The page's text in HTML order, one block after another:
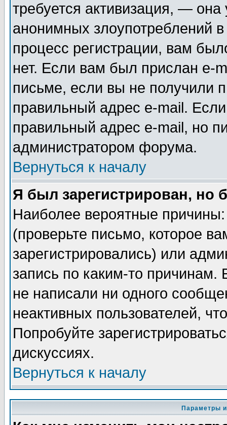
требуется активизация, —
анонимных злоупотреблений
процесс регистрации, вам
нет. Если вам был прислан e-
письме, если вы не получили
правильный адрес e-mail.
правильный адрес e-mail, но
администратором форума.
Вернуться к началу
Я был зарегистрирован, но
Наиболее вероятные
(проверьте письмо, которое
зарегистрировались) или
запись по каким-то
не написали ни одного
неактивных пользователей,
Попробуйте
дискуссиях.
Вернуться к началу
Параметры